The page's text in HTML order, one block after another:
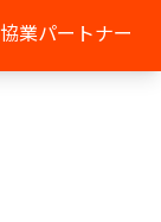
協業パートナー